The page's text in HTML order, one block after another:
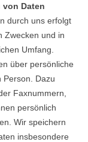
von Daten
durch uns erfolgt
Zwecken und in
Umfang.
über persönliche
Person. Dazu
Faxnummern,
persönlich
Wir speichern
insbesondere